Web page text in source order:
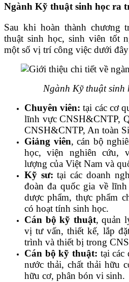
Ngành Kỹ thuật sinh học ra
Sau khi hoàn thành chương
thuật sinh học, sinh viên tốt
một số vị trí công việc dưới
Ngành Kỹ thuật sinh
Chuyên viên:tại các cơ
lĩnh vực CNSH&CNTP,
CNSH&CNTP, An toàn
Giảng viên, cán bộ
học, viện nghiên cứu,
lượng của Việt Nam và
Kỹ sư:tại các doanh
đoàn đa quốc gia về
dược phẩm, thực phẩm
có hoạt tính sinh học.
Cán bộ kỹ thuật, quản
vị tư vấn, thiết kế, lắp
trình và thiết bị trong
Cán bộ kỹ thuật: tại
nước thải, chất thải hữu
hữu cơ, phân bón vi sinh.